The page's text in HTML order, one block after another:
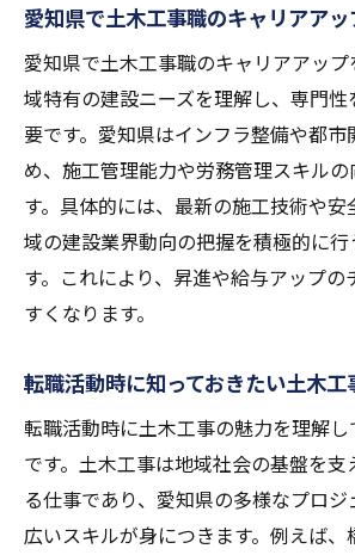
愛知県で土木工事職のキャリアア
愛知県で土木工事職のキャリアアッ
域特有の建設ニーズを理解し、専門
要です。愛知県はインフラ整備や都市
め、施工管理能力や労務管理スキル
す。具体的には、最新の施工技術や
域の建設業界動向の把握を積極的に
す。これにより、昇進や給与アップの
すくなります。
転職活動時に知っておきたい土木工
転職活動時に土木工事の魅力を理解
です。土木工事は地域社会の基盤を
る仕事であり、愛知県の多様なプロ
広いスキルが身につきます。例えば、